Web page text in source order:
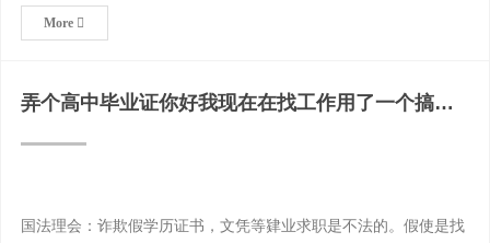
More
弄个高中毕业证你好我现在在找工作用了一个搞的
假的高中毕业证。
国法理会：诈欺假学历证书，文凭等肄业求职是不法的。假使是找